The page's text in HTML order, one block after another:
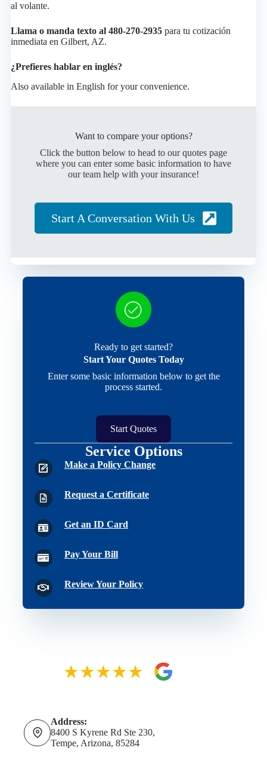
al volante.
Llama o manda texto al 480-270-2935para tu cotización
inmediata en Gilbert, AZ.
¿Prefieres hablar en inglés?
Also available in English for your convenience.
Want to compare your options?
Click the button below to head to our quotes page
where you can enter some basic information to have
our team help with your insurance!
Start A Conversation With Us
Ready to get started?
Start Your Quotes Today
Enter some basic information below to get the
process started.
Start Quotes
Service Options
Make a Policy Change
Request a Certificate
Get an ID Card
Pay Your Bill
Review Your Policy
Address:
8400 S Kyrene Rd Ste 230,
Tempe, Arizona, 85284